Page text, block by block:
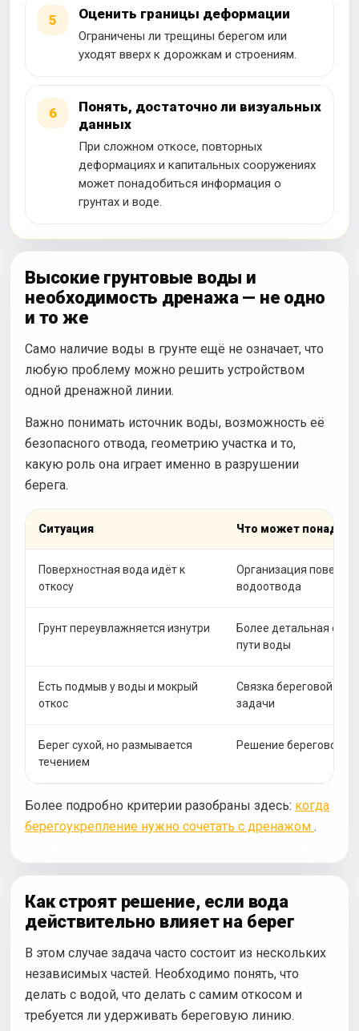
5 Оценить границы деформации
Ограничены ли трещины берегом или
уходят вверх к дорожкам и строениям.
6
Понять, достаточно ли визуальных
данных
При сложном откосе, повторных
деформациях и капитальных сооружениях
может понадобиться информация о
грунтах и воде.
Высокие грунтовые воды и
необходимость дренажа — не одно
и то же
Само наличие воды в грунте ещё не означает, что
любую проблему можно решить устройством
одной дренажной линии.
Важно понимать источник воды, возможность её
безопасного отвода, геометрию участка и то,
какую роль она играет именно в разрушении
берега.
Ситуация Что может
Поверхностная вода идёт к
откосу
Организация
водоотвода
Грунт переувлажняется изнутри
Более детальная
пути воды
Есть подмыв у воды и мокрый
откос
Связка береговой и
задачи
Берег сухой, но размывается
течением
Решение береговой
Более подробно критерии разобраны здесь: когда
берегоукрепление нужно сочетать с дренажом .
Как строят решение, если вода
действительно влияет на берег
В этом случае задача часто состоит из нескольких
независимых частей. Необходимо понять, что
делать с водой, что делать с самим откосом и
требуется ли удерживать береговую линию.